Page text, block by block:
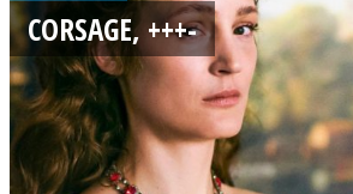
CORSAGE, +++-